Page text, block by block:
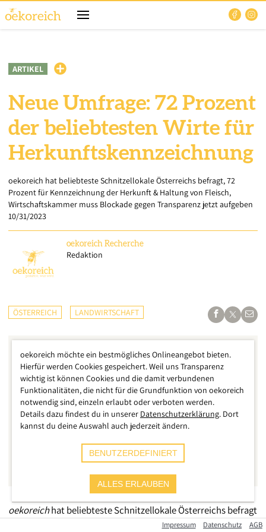
ARTIKEL
Neue Umfrage: 72 Prozent
der beliebtesten Wirte für
Herkunftskennzeichnung
oekoreich hat beliebteste Schnitzellokale Österreichs befragt, 72
Prozent für Kennzeichnung der Herkunft & Haltung von Fleisch,
Wirtschaftskammer muss Blockade gegen Transparenz jetzt aufgeben
10/31/2023
oekoreich Recherche
Redaktion
ÖSTERREICH LANDWIRTSCHAFT
oekoreichhat beliebteste Schnitzellokale Österreichs befragt
- die Ergebnisse sind beeindruckend und lassen tief in die
Impressum Datenschutz AGB
oekoreich möchte ein bestmögliches Onlineangebot bieten.
Hierfür werden Cookies gespeichert. Weil uns Transparenz
wichtig ist können Cookies und die damit verbundenen
Funktionalitäten, die nicht für die Grundfunktion von oekoreich
notwendig sind, einzeln erlaubt oder verboten werden.
Details dazu findest du in unserer Datenschutzerklärung. Dort
kannst du deine Auswahl auch jederzeit ändern.
BENUTZERDEFINIERT
ALLES ERLAUBEN